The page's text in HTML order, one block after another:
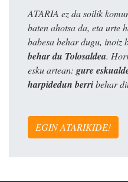
ATARIA ez da soilik
baten ahotsa da, eta urte
babesa behar dugu, inoiz
behar du Tolosaldea.
esku artean: gure
harpidedun berribehar
EGIN ATARIKIDE!